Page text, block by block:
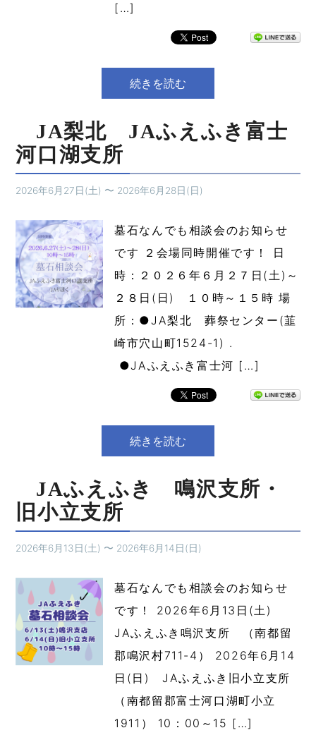
[…]
続きを読む
JA梨北 JAふえふき富士
河口湖支所
2026年6月27日(土) 〜 2026年6月28日(日)
墓石なんでも相談会のお知らせ
です ２会場同時開催です！ 日
時：２０２６年６月２７日(土)～
２８日(日) １０時～１５時 場
所：●JA梨北 葬祭センター(韮
崎市穴山町1524-1) .
●JAふえふき富士河 […]
続きを読む
JAふえふき 鳴沢支所・
旧小立支所
2026年6月13日(土) 〜 2026年6月14日(日)
墓石なんでも相談会のお知らせ
です！ 2026年6月13日(土)
JAふえふき鳴沢支所 （南都留
郡鳴沢村711-4） 2026年6月14
日(日) JAふえふき旧小立支所
（南都留郡富士河口湖町小立
1911） 10：00～15 […]